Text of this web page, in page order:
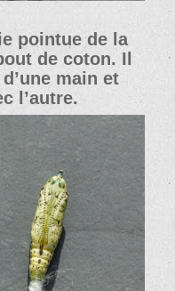
pointue de la
de coton. Il
main et
l’autre.